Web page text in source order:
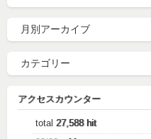
アクセスカウンター
total 27,588 hit